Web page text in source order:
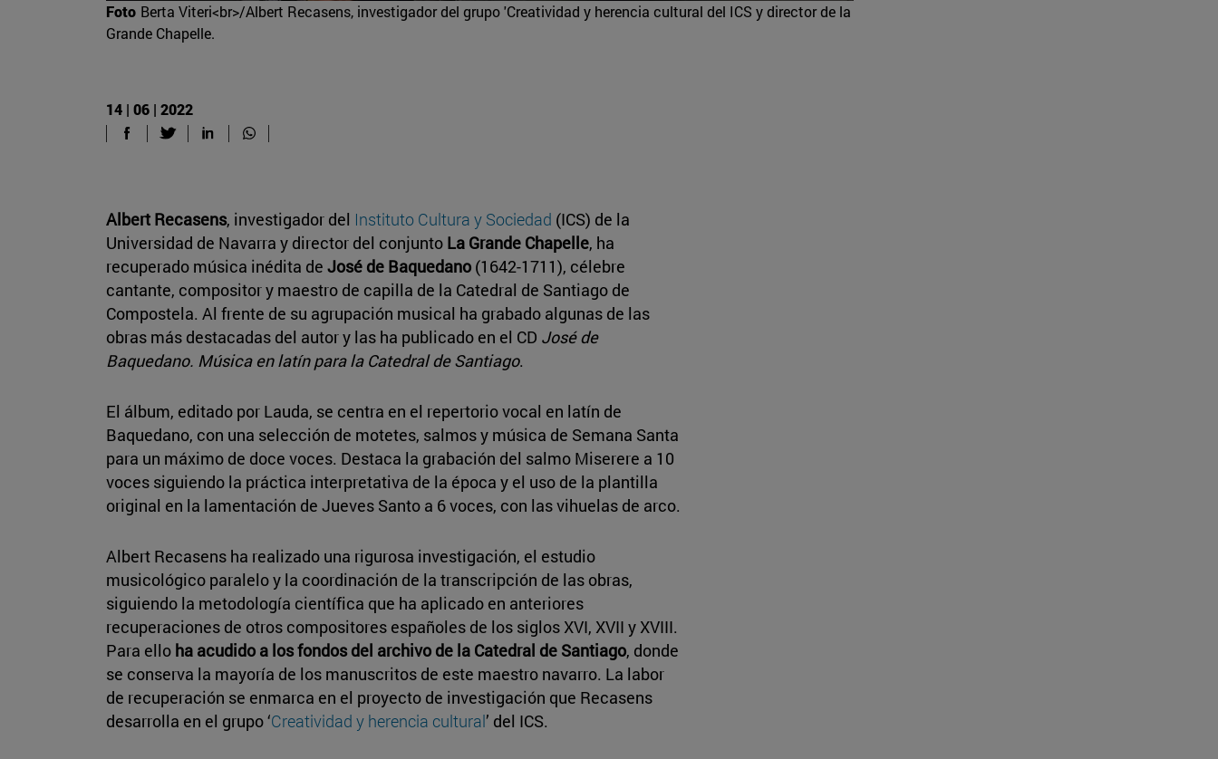
Foto Berta Viteri<br>/Albert Recasens, investigador del grupo 'Creatividad y herencia cultural del ICS y director de la
Grande Chapelle.
14 | 06 | 2022
Albert Recasens, investigador del Instituto Cultura y Sociedad (ICS) de la
Universidad de Navarra y director del conjunto La Grande Chapelle, ha
recuperado música inédita de José de Baquedano (1642-1711), célebre
cantante, compositor y maestro de capilla de la Catedral de Santiago de
Compostela. Al frente de su agrupación musical ha grabado algunas de las
obras más destacadas del autor y las ha publicado en el CD José de
Baquedano. Música en latín para la Catedral de Santiago.
El álbum, editado por Lauda, se centra en el repertorio vocal en latín de
Baquedano, con una selección de motetes, salmos y música de Semana Santa
para un máximo de doce voces. Destaca la grabación del salmo Miserere a 10
voces siguiendo la práctica interpretativa de la época y el uso de la plantilla
original en la lamentación de Jueves Santo a 6 voces, con las vihuelas de arco.
Albert Recasens ha realizado una rigurosa investigación, el estudio
musicológico paralelo y la coordinación de la transcripción de las obras,
siguiendo la metodología científica que ha aplicado en anteriores
recuperaciones de otros compositores españoles de los siglos XVI, XVII y XVIII.
Para ello ha acudido a los fondos del archivo de la Catedral de Santiago, donde
se conserva la mayoría de los manuscritos de este maestro navarro. La labor
de recuperación se enmarca en el proyecto de investigación que Recasens
desarrolla en el grupo ‘Creatividad y herencia cultural’ del ICS.